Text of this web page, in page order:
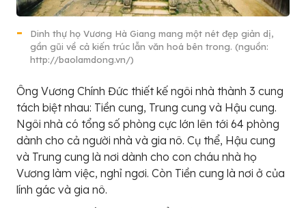
Dinh thự họ Vương Hà Giang mang một nét đẹp giản dị,
gần gũi về cả kiến trúc lẫn văn hoá bên trong. (nguồn:
http://baolamdong.vn/)
Ông Vương Chính Đức thiết kế ngôi nhà thành 3 cung
tách biệt nhau: Tiền cung, Trung cung và Hậu cung.
Ngôi nhà có tổng số phòng cực lớn lên tới 64 phòng
dành cho cả người nhà và gia nô. Cụ thể, Hậu cung
và Trung cung là nơi dành cho con cháu nhà họ
Vương làm việc, nghỉ ngơi. Còn Tiền cung là nơi ở của
lính gác và gia nô.